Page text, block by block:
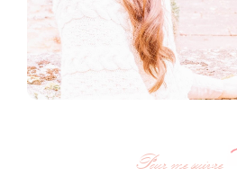
Pour me suivre